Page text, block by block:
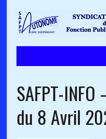
SAFPT-
du 8 Avril